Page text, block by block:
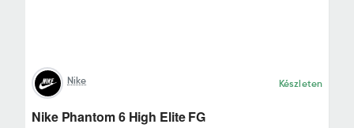
Nike Készleten
Nike Phantom 6 High Elite FG